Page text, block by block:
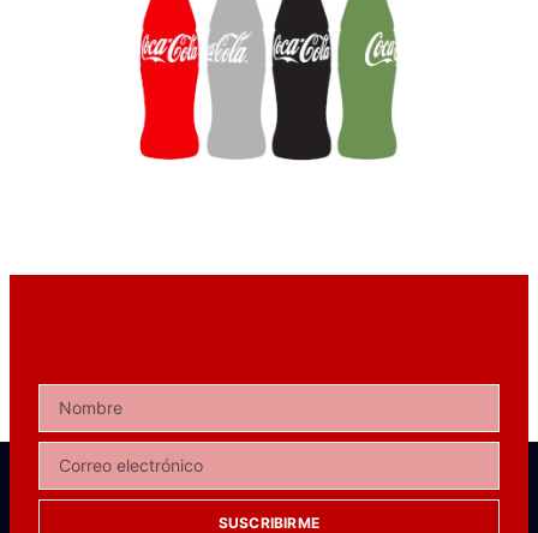
SUSCRIBIRME